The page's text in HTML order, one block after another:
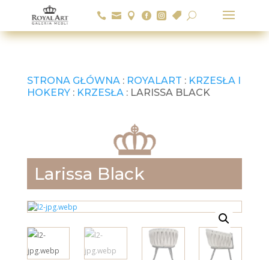
      U
STRONA GŁÓWNA: ROYALART : KRZESŁA I
HOKERY: KRZESŁA: LARISSA BLACK
Larissa Black